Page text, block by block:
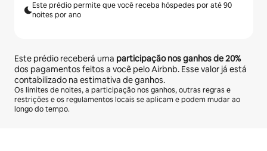
Este prédio permite que você receba hóspedes por até 90
noites por ano
Este prédio receberá uma participação nos ganhos de20%
dos pagamentos feitos a você pelo Airbnb. Esse valor já está
contabilizado na estimativa de ganhos.
Os limites de noites, a participação nos ganhos, outras regras e
restrições e os regulamentos locais se aplicam e podem mudar ao
longo do tempo.